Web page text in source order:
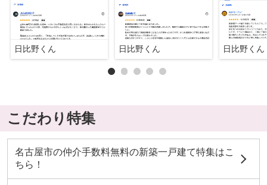
日比野くん 日比野くん 日比野くん
こだわり特集
名古屋市の仲介手数料無料の新築一戸建て特集はこ
ちら！